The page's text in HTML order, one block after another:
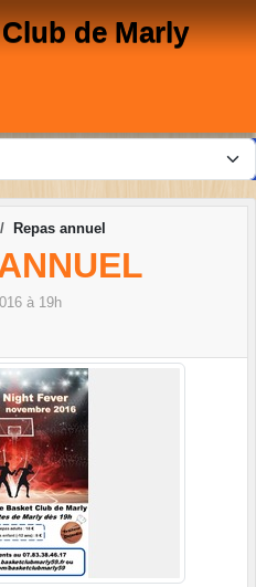
de Marly
Repas annuel
à 19h